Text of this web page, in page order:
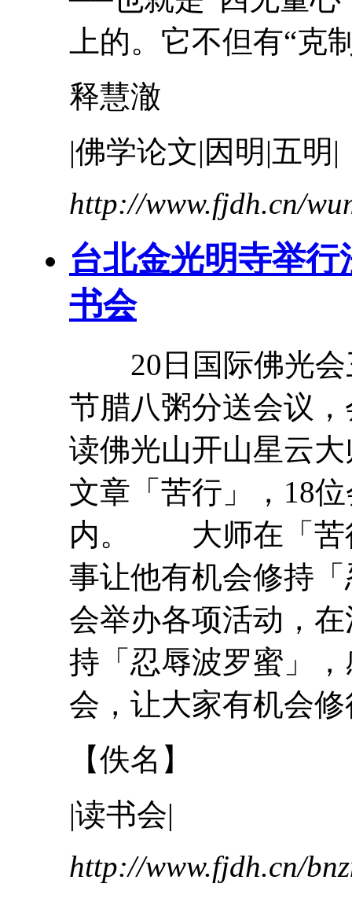
上的。它不但有“克
释慧澈
|佛学论文|因明|五明|
http://www.fjdh.cn/
台北金光明寺举
书会
20日国际佛光会
节腊八粥分送会议
读佛光山开山星云
文章「苦行」，18
内。 大师在「苦
事让他有机会修持「
会举办各项活动，
持「 忍辱波罗蜜 」
会，让大家有机会
【佚名】
|读书会|
http://www.fjdh.cn/